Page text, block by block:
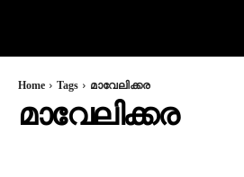
Home Tags മാവേലിക്കര
മാവേലിക്കര